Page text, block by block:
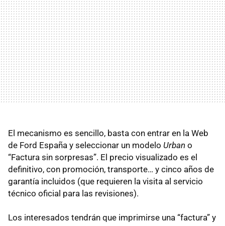
El mecanismo es sencillo, basta con entrar en la Web
de Ford España y seleccionar un modelo Urban o
“Factura sin sorpresas”. El precio visualizado es el
definitivo, con promoción, transporte… y cinco años de
garantía incluidos (que requieren la visita al servicio
técnico oficial para las revisiones).
Los interesados tendrán que imprimirse una “factura” y